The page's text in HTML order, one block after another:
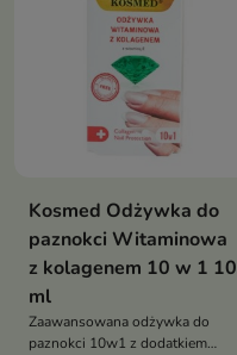
Kosmed Odżywka do
paznokci Witaminowa
z kolagenem 10 w 1 10
ml
Zaawansowana odżywka do
paznokci 10w1 z dodatkiem